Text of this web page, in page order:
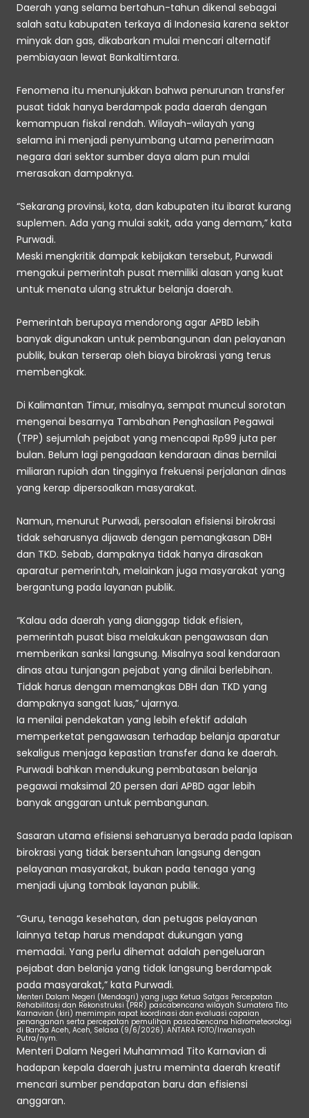
Daerah yang selama bertahun-tahun dikenal sebagai
salah satu kabupaten terkaya di Indonesia karena sektor
minyak dan gas, dikabarkan mulai mencari alternatif
pembiayaan lewat Bankaltimtara.
Fenomena itu menunjukkan bahwa penurunan transfer
pusat tidak hanya berdampak pada daerah dengan
kemampuan fiskal rendah. Wilayah-wilayah yang
selama ini menjadi penyumbang utama penerimaan
negara dari sektor sumber daya alam pun mulai
merasakan dampaknya.
“Sekarang provinsi, kota, dan kabupaten itu ibarat kurang
suplemen. Ada yang mulai sakit, ada yang demam,” kata
Purwadi.
Meski mengkritik dampak kebijakan tersebut, Purwadi
mengakui pemerintah pusat memiliki alasan yang kuat
untuk menata ulang struktur belanja daerah.
Pemerintah berupaya mendorong agar APBD lebih
banyak digunakan untuk pembangunan dan pelayanan
publik, bukan terserap oleh biaya birokrasi yang terus
membengkak.
Di Kalimantan Timur, misalnya, sempat muncul sorotan
mengenai besarnya Tambahan Penghasilan Pegawai
(TPP) sejumlah pejabat yang mencapai Rp99 juta per
bulan. Belum lagi pengadaan kendaraan dinas bernilai
miliaran rupiah dan tingginya frekuensi perjalanan dinas
yang kerap dipersoalkan masyarakat.
Namun, menurut Purwadi, persoalan efisiensi birokrasi
tidak seharusnya dijawab dengan pemangkasan DBH
dan TKD. Sebab, dampaknya tidak hanya dirasakan
aparatur pemerintah, melainkan juga masyarakat yang
bergantung pada layanan publik.
“Kalau ada daerah yang dianggap tidak efisien,
pemerintah pusat bisa melakukan pengawasan dan
memberikan sanksi langsung. Misalnya soal kendaraan
dinas atau tunjangan pejabat yang dinilai berlebihan.
Tidak harus dengan memangkas DBH dan TKD yang
dampaknya sangat luas,” ujarnya.
Ia menilai pendekatan yang lebih efektif adalah
memperketat pengawasan terhadap belanja aparatur
sekaligus menjaga kepastian transfer dana ke daerah.
Purwadi bahkan mendukung pembatasan belanja
pegawai maksimal 20 persen dari APBD agar lebih
banyak anggaran untuk pembangunan.
Sasaran utama efisiensi seharusnya berada pada lapisan
birokrasi yang tidak bersentuhan langsung dengan
pelayanan masyarakat, bukan pada tenaga yang
menjadi ujung tombak layanan publik.
“Guru, tenaga kesehatan, dan petugas pelayanan
lainnya tetap harus mendapat dukungan yang
memadai. Yang perlu dihemat adalah pengeluaran
pejabat dan belanja yang tidak langsung berdampak
pada masyarakat,” kata Purwadi.
Menteri Dalam Negeri (Mendagri) yang juga Ketua Satgas Percepatan
Rehabilitasi dan Rekonstruksi (PRR) pascabencana wilayah Sumatera Tito
Karnavian (kiri) memimpin rapat koordinasi dan evaluasi capaian
penanganan serta percepatan pemulihan pascabencana hidrometeorologi
di Banda Aceh, Aceh, Selasa (9/6/2026). ANTARA FOTO/Irwansyah
Putra/nym.
Menteri Dalam Negeri Muhammad Tito Karnavian di
hadapan kepala daerah justru meminta daerah kreatif
mencari sumber pendapatan baru dan efisiensi
anggaran.